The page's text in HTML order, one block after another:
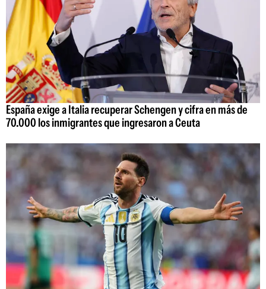
España exige a Italia recuperar Schengen y cifra en más de
70.000 los inmigrantes que ingresaron a Ceuta